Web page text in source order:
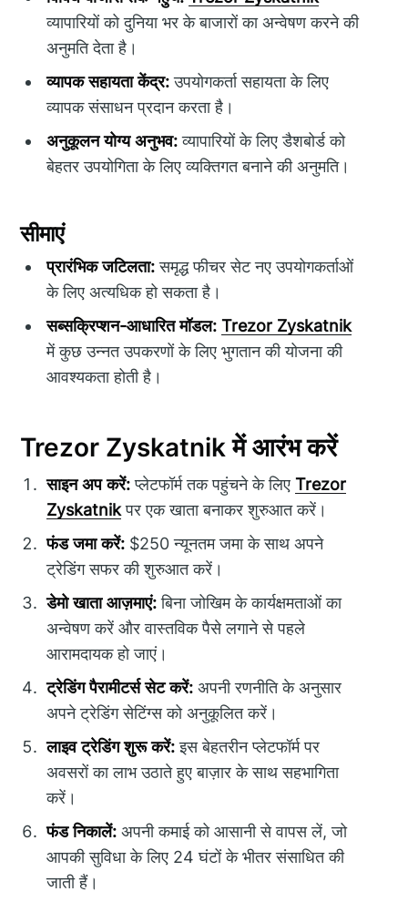
व्यापारियों को दुनिया भर के बाजारों का अन्वेषण करने की
अनुमति देता है।
व्यापक सहायता केंद्र:उपयोगकर्ता सहायता के लिए
व्यापक संसाधन प्रदान करता है।
अनुकूलन योग्य अनुभव:व्यापारियों के लिए डैशबोर्ड को
बेहतर उपयोगिता के लिए व्यक्तिगत बनाने की अनुमति।
सीमाएं
प्रारंभिक जटिलता:समृद्ध फीचर सेट नए उपयोगकर्ताओं
के लिए अत्यधिक हो सकता है।
सब्सक्रिप्शन-आधारित मॉडल: Trezor Zyskatnik
में कुछ उन्नत उपकरणों के लिए भुगतान की योजना की
आवश्यकता होती है।
Trezor Zyskatnik में आरंभ करें
साइन अप करें:प्लेटफॉर्म तक पहुंचने के लिएTrezor
Zyskatnikपर एक खाता बनाकर शुरुआत करें।
फंड जमा करें: $250 न्यूनतम जमा के साथ अपने
ट्रेडिंग सफर की शुरुआत करें।
डेमो खाता आज़माएं:बिना जोखिम के कार्यक्षमताओं का
अन्वेषण करें और वास्तविक पैसे लगाने से पहले
आरामदायक हो जाएं।
ट्रेडिंग पैरामीटर्स सेट करें: अपनी रणनीति के अनुसार
अपने ट्रेडिंग सेटिंग्स को अनुकूलित करें।
लाइव ट्रेडिंग शुरू करें:इस बेहतरीन प्लेटफॉर्म पर
अवसरों का लाभ उठाते हुए बाज़ार के साथ सहभागिता
करें।
फंड निकालें: अपनी कमाई को आसानी से वापस लें, जो
आपकी सुविधा के लिए 24 घंटों के भीतर संसाधित की
जाती हैं।